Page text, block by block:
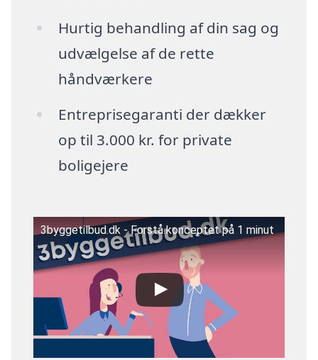
Hurtig behandling af din sag og
udvælgelse af de rette
håndværkere
Entreprisegaranti der dækker
op til 3.000 kr. for private
boligejere
3byggetilbud.dk - Forstå konceptet på 1 minut